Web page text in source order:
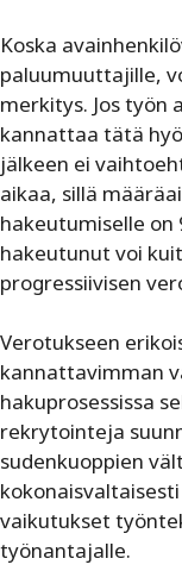
Koska
paluumuuttajille,
merkitys. Jos työn
kannattaa tätä
jälkeen ei
aikaa, sillä
hakeutumiselle on
hakeutunut voi
progressiivisen
Verotukseen
kannattavimman
hakuprosessissa
rekrytointeja
sudenkuoppien
vaikutukset
työnantajalle.